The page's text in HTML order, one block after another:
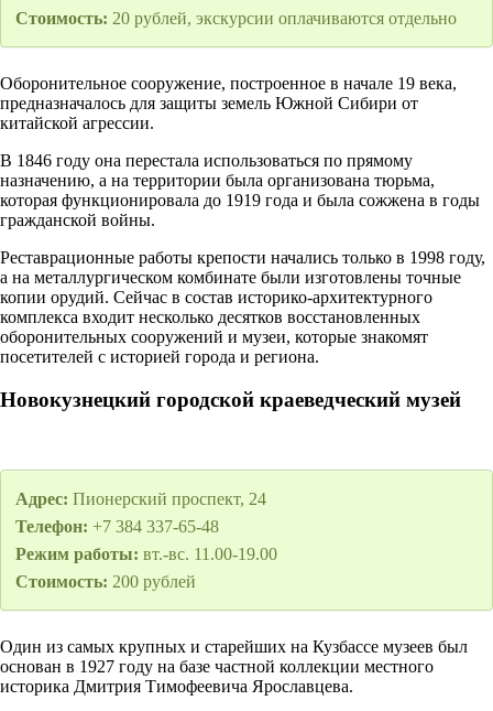
Стоимость: 20 рублей, экскурсии оплачиваются отдельно
Оборонительное сооружение, построенное в начале 19 века,
предназначалось для защиты земель Южной Сибири от
китайской агрессии.
В 1846 году она перестала использоваться по прямому
назначению, а на территории была организована тюрьма,
которая функционировала до 1919 года и была сожжена в годы
гражданской войны.
Реставрационные работы крепости начались только в 1998 году,
а на металлургическом комбинате были изготовлены точные
копии орудий. Сейчас в состав историко-архитектурного
комплекса входит несколько десятков восстановленных
оборонительных сооружений и музеи, которые знакомят
посетителей с историей города и региона.
Новокузнецкий городской краеведческий музей
Адрес: Пионерский проспект, 24
Телефон: +7 384 337-65-48
Режим работы: вт.-вс. 11.00-19.00
Стоимость: 200 рублей
Один из самых крупных и старейших на Кузбассе музеев был
основан в 1927 году на базе частной коллекции местного
историка Дмитрия Тимофеевича Ярославцева.